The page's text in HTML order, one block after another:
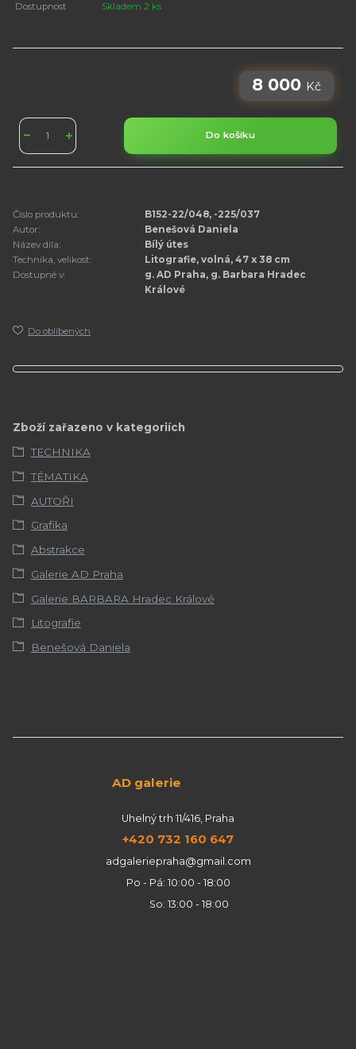
Dostupnost Skladem 2 ks
8 000 Kč
Do košíku
Číslo produktu:
B152-22/048, -225/037
Autor:
Benešová Daniela
Název díla:
Bílý útes
Technika, velikost:
Litografie, volná, 47 x 38 cm
Dostupné v:
g. AD Praha, g. Barbara Hradec
Králové
Do oblíbených
Zboží zařazeno v kategoriích
TECHNIKA
TÉMATIKA
AUTOŘI
Grafika
Abstrakce
Galerie AD Praha
Galerie BARBARA Hradec Králové
Litografie
Benešová Daniela
AD galerie
Uhelný trh 11/416, Praha
+420 732 160 647
adgaleriepraha@gmail.com
Po - Pá: 10:00 - 18:00
So: 13:00 - 18:00